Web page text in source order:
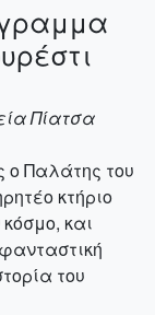
Πίατσα
ο Παλάτης του
κτήριο
και
του